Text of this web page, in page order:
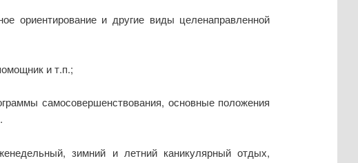
ориентирование и другие виды целенаправленной
и т.п.;
самосовершенствования, основные положения
зимний и летний каникулярный отдых,